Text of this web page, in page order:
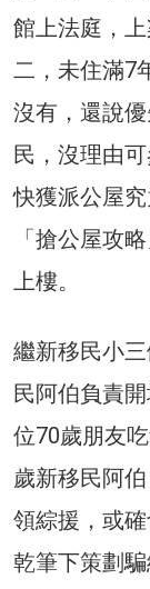
館上法庭，
二，未住滿7
沒有，還說
民，沒理由
快獲派公屋
「搶公屋攻
上樓。
繼新移民小
民阿伯負責
位70歲朋友
歲新移民阿
領綜援，或
乾筆下策劃